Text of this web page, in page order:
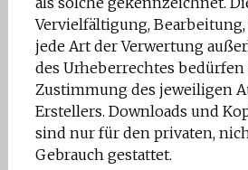
Vervielfältigung,
jede Art der Verwertung
des Urheberrechtes
Zustimmung des jeweiligen
Erstellers. Downloads und
sind nur für den privaten,
Gebrauch gestattet.